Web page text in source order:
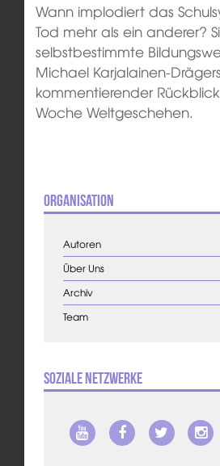
Wann implodiert das
Tod mehr als ein anderer?
selbstbestimmte
Michael Karjalainen-
kommentierender
Woche Weltgeschehen.
Organisation
Autoren
Über Uns
Archiv
Team
Soziale Netzwerke